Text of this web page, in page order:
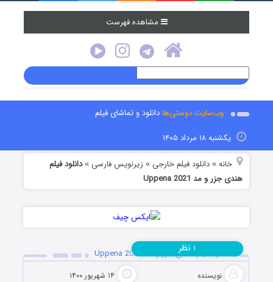
مشاهده فهرست
وب‌سایت دوستی‌هادانلود و تماشای فیلم
یکشنبه ۱۸ مرداد ۱۴۰۵
خانه »دانلود فیلم خارجی » زیرنویس فارسی »دانلود فیلم
هندی جزر و مد Uppena 2021
دانلود فیلم هندی جزر و مد Uppena 2021
نویسنده ۱۴ شهریور ۱۴۰۰
۱ نظر